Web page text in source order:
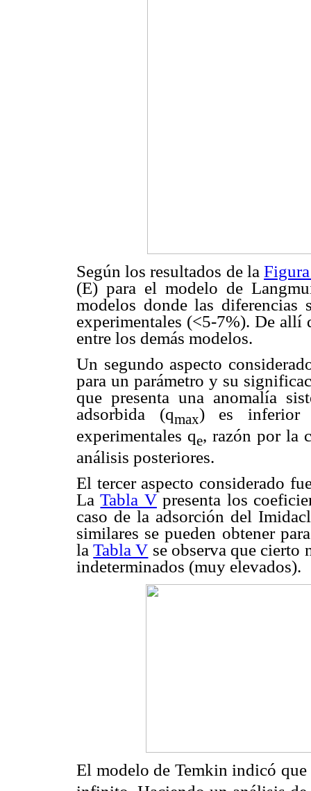
Según los resultados de la
(E) para el modelo de
modelos donde las diferencias
experimentales (<5-7%). De allí
entre los demás modelos.
Un segundo aspecto
para un parámetro y su
que presenta una anomalía
adsorbida (qmax) es inferior
experimentales qe, razón por la
análisis posteriores.
El tercer aspecto considerado
LaTabla Vpresenta los
caso de la adsorción del
similares se pueden obtener
laTabla V se observa que cierto
indeterminados (muy elevados).
El modelo de Temkin indicó que